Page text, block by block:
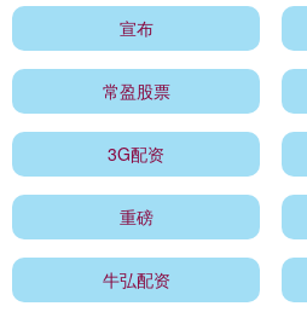
宣布
常盈股票
3G配资
重磅
牛弘配资